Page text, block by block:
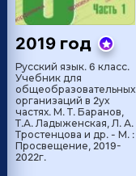
2019 год
Русский язык. 6 класс.
Учебник для
общеобразовательных
организаций в 2ух
частях. М. Т. Баранов,
Т.А. Ладыженская, Л. А.
Тростенцова и др. - М. :
Просвещение, 2019-
2022г.